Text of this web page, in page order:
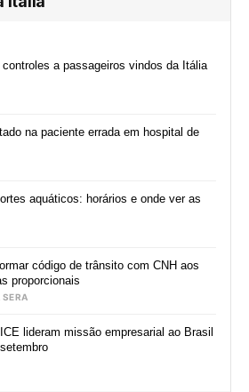
controles a passageiros vindos da Itália
na paciente errada em hospital de
aquáticos: horários e onde ver as
código de trânsito com CNH aos
proporcionais
SERA
lideram missão empresarial ao Brasil